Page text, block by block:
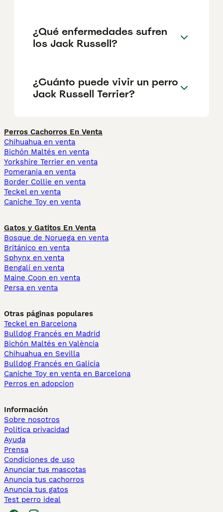
¿Qué enfermedades sufren
los Jack Russell?
¿Cuánto puede vivir un perro
Jack Russell Terrier?
Perros Cachorros En Venta
Chihuahua en venta
Bichón Maltés en venta
Yorkshire Terrier en venta
Pomerania en venta
Border Collie en venta
Teckel en venta
Caniche Toy en venta
Gatos y Gatitos En Venta
Bosque de Noruega en venta
Británico en venta
Sphynx en venta
Bengalí en venta
Maine Coon en venta
Persa en venta
Otras páginas populares
Teckel en Barcelona
Bulldog Francés en Madrid
Bichón Maltés en València
Chihuahua en Sevilla
Bulldog Francés en Galicia
Caniche Toy en venta en Barcelona
Perros en adopcion
Información
Sobre nosotros
Politica privacidad
Ayuda
Prensa
Condiciones de uso
Anunciar tus mascotas
Anuncia tus cachorros
Anuncia tus gatos
Test perro ideal